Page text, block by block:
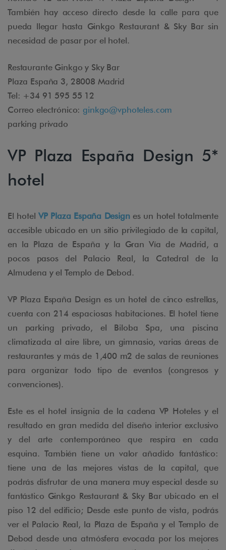
También hay acceso directo desde la calle para que
pueda llegar hasta Ginkgo Restaurant & Sky Bar sin
necesidad de pasar por el hotel.
Restaurante Ginkgo y Sky Bar
Plaza España 3, 28008 Madrid
Tel: +34 91 595 55 12
Correo electrónico: ginkgo@vphoteles.com
parking privado
VP Plaza España Design 5*
hotel
El hotel VP Plaza España Design es un hotel totalmente
accesible ubicado en un sitio privilegiado de la capital,
en la Plaza de España y la Gran Vía de Madrid, a
pocos pasos del Palacio Real, la Catedral de la
Almudena y el Templo de Debod.
VP Plaza España Design es un hotel de cinco estrellas,
cuenta con 214 espaciosas habitaciones. El hotel tiene
un parking privado, el Biloba Spa, una piscina
climatizada al aire libre, un gimnasio, varias áreas de
restaurantes y más de 1,400 m2 de salas de reuniones
para organizar todo tipo de eventos (congresos y
convenciones).
Este es el hotel insignia de la cadena VP Hoteles y el
resultado en gran medida del diseño interior exclusivo
y del arte contemporáneo que respira en cada
esquina. También tiene un valor añadido fantástico:
tiene una de las mejores vistas de la capital, que
podrás disfrutar de una manera muy especial desde su
fantástico Ginkgo Restaurant & Sky Bar ubicado en el
piso 12 del edificio; Desde este punto de vista, podrás
ver el Palacio Real, la Plaza de España y el Templo de
Debod desde una atmósfera evocada por los mejores